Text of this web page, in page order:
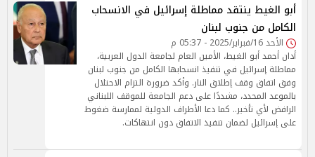
أبو الغيط ينتقد مماطلة إسرائيل في الانسحاب
الكامل من جنوب لبنان
الأحد 16/فبراير/2025 - 05:37 م
أدان أحمد أبو الغيط، الأمين العام لجامعة الدول العربية،
مماطلة إسرائيل في تنفيذ انسحابها الكامل من جنوب لبنان
وفق اتفاق وقف إطلاق النار. وأكد ضرورة التزام الاحتلال
بالموعد المحدد، مشددًا على دعم الجامعة للموقف اللبناني
الرافض لأي تأخير.. كما دعا الأطراف الدولية لممارسة ضغوط
على إسرائيل لضمان تنفيذ الاتفاق دون انتهاكات.